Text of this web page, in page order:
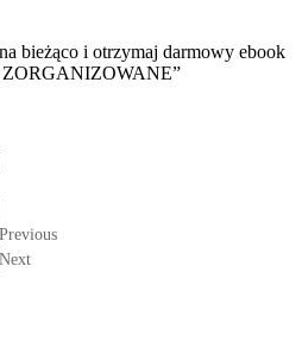
bieżąco i otrzymaj darmowy ebook
Previous
Next